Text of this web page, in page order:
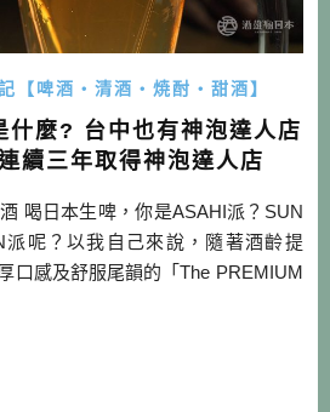
【啤酒・清酒・焼酎・甜酒】
什麼? 台中也有神泡達人店
續三年取得神泡達人店
喝日本生啤，你是ASAHI派？SUN
派呢？以我自己來說，隨著酒齡提
口感及舒服尾韻的「The PREMIUM
利頂級啤酒)」了(其實我們講日文的